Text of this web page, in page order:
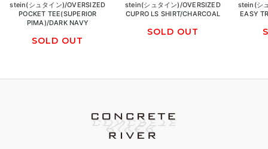
stein(シュタイン)/OVERSIZED
POCKET TEE(SUPERIOR
PIMA)/DARK NAVY
SOLD OUT
stein(シュタイン)/OVERSIZED
CUPRO LS SHIRT/CHARCOAL
SOLD OUT
stein(シ
EASY